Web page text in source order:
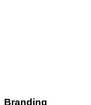
Branding